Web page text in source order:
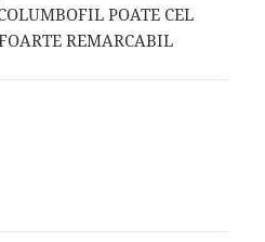
POATE CEL
REMARCABIL